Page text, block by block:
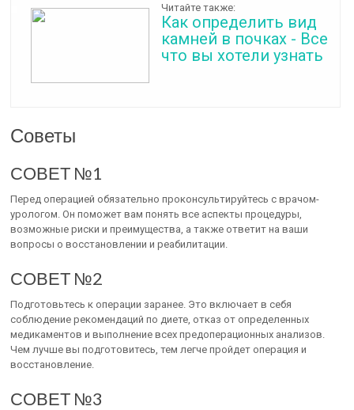
Читайте также:
Как определить вид
камней в почках - Все
что вы хотели узнать
Советы
СОВЕТ №1
Перед операцией обязательно проконсультируйтесь с врачом-
урологом. Он поможет вам понять все аспекты процедуры,
возможные риски и преимущества, а также ответит на ваши
вопросы о восстановлении и реабилитации.
СОВЕТ №2
Подготовьтесь к операции заранее. Это включает в себя
соблюдение рекомендаций по диете, отказ от определенных
медикаментов и выполнение всех предоперационных анализов.
Чем лучше вы подготовитесь, тем легче пройдет операция и
восстановление.
СОВЕТ №3